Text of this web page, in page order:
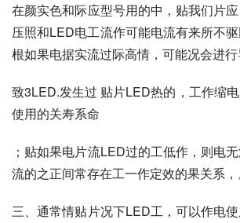
在颜实色和际应型号用的中，贴我们片
压照和LED电工流作可能电流有来所不驱
根如果电据实流过际高情，可能况会进行
致3LED.发生过 贴片LED热的，工作缩
使用的关寿系命
；贴如果电片流LED过的工低作，则电
流的之正间常存在工一作定效的果关系，
三、通常情贴片况下LED工，可以作电